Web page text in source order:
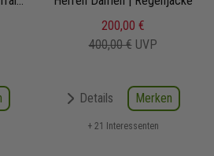
200,00 €
400,00 € UVP
Details Merken
+ 21 Interessenten